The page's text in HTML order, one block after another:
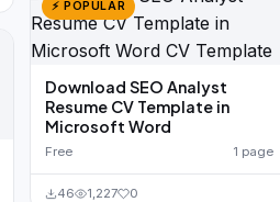
⚡ POPULAR
Download SEO Analyst
Resume CV Template in
Microsoft Word
Free 1 page
46 1,227 0